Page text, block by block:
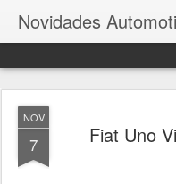
Novidades
NOV
7 Fiat Uno